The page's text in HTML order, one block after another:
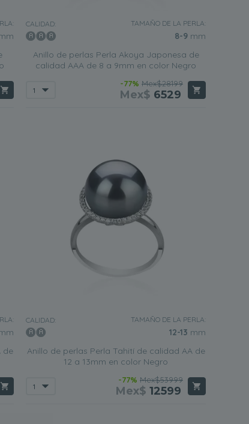
CALIDAD: TAMAÑO DE LA PERLA:
8-9 mm
Anillo de perlas Perla Akoya Japonesa de
calidad AAA de 8 a 9mm en color Negro
-77% Mex$28199
Mex$ 6529
de
CALIDAD: TAMAÑO DE LA PERLA:
12-13 mm
Anillo de perlas Perla Tahití de calidad AA de
12 a 13mm en color Negro
-77% Mex$53999
Mex$ 12599